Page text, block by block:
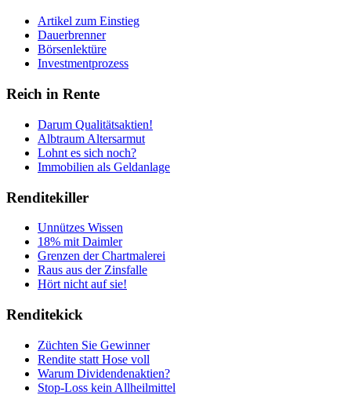
Artikel zum Einstieg
Dauerbrenner
Börsenlektüre
Investmentprozess
Reich in Rente
Darum Qualitätsaktien!
Albtraum Altersarmut
Lohnt es sich noch?
Immobilien als Geldanlage
Renditekiller
Unnützes Wissen
18% mit Daimler
Grenzen der Chartmalerei
Raus aus der Zinsfalle
Hört nicht auf sie!
Renditekick
Züchten Sie Gewinner
Rendite statt Hose voll
Warum Dividendenaktien?
Stop-Loss kein Allheilmittel